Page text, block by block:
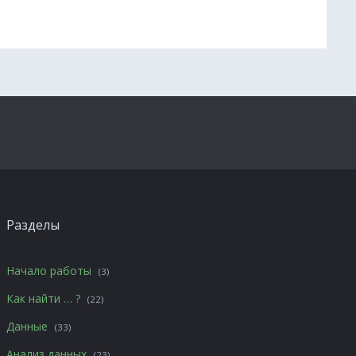
Разделы
Начало работы (3)
Как найти … ? (22)
Данные (33)